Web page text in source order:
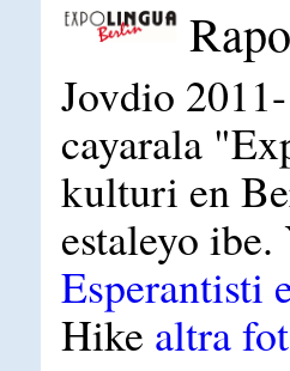
Jovdio
cayarala
kulturi en
estaleyo
Esperantisti
Hike altra